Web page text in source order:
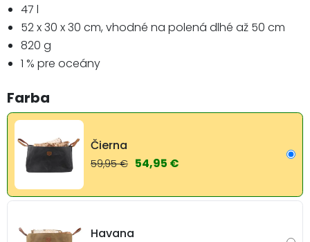
47 l
52 x 30 x 30 cm, vhodné na polená dlhé až 50 cm
820 g
1 % pre oceány
Farba
Čierna
59,95 € 54,95 €
Havana